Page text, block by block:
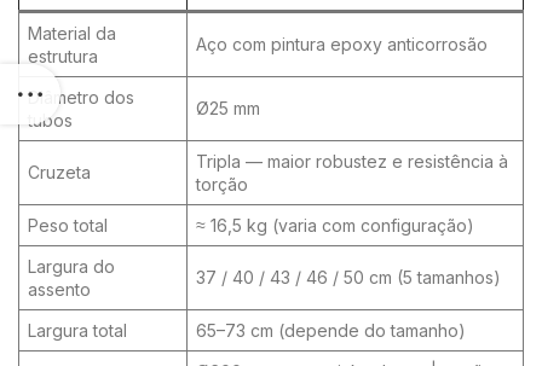
Material da
estrutura
Aço com pintura epoxy anticorrosão
Diâmetro dos
tubos
Ø25 mm
Cruzeta
Tripla — maior robustez e resistência à
torção
Peso total
≈ 16,5 kg (varia com configuração)
Largura do
assento
37 / 40 / 43 / 46 / 50 cm (5 tamanhos)
Largura total 65–73 cm (depende do tamanho)